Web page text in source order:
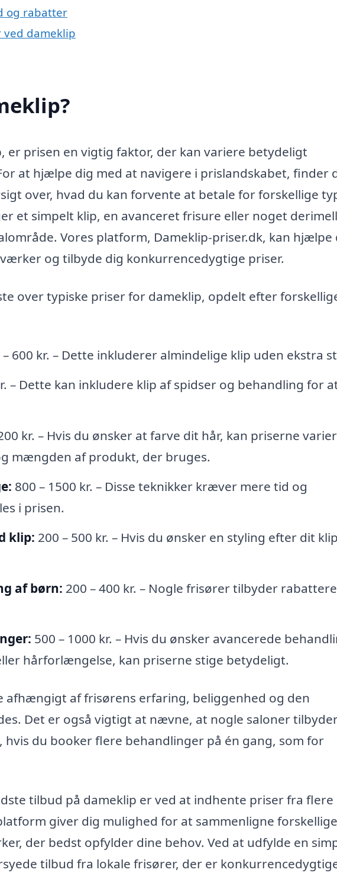
og rabatter
dameklip
er prisen en vigtig faktor, der kan variere betydeligt
at hjælpe dig med at navigere i prislandskabet, finder
over, hvad du kan forvente at betale for forskellige
et simpelt klip, en avanceret frisure eller noget
Vores platform, Dameklip-priser.dk, kan hjælpe
og tilbyde dig konkurrencedygtige priser.
over typiske priser for dameklip, opdelt efter
– 600 kr. – Dette inkluderer almindelige klip uden ekstra
– Dette kan inkludere klip af spidser og behandling for
kr. – Hvis du ønsker at farve dit hår, kan priserne
mængden af produkt, der bruges.
800 – 1500 kr. – Disse teknikker kræver mere tid og
i prisen.
klip: 200 – 500 kr. – Hvis du ønsker en styling efter dit
af børn: 200 – 400 kr. – Nogle frisører tilbyder
500 – 1000 kr. – Hvis du ønsker avancerede
hårforlængelse, kan priserne stige betydeligt.
afhængigt af frisørens erfaring, beliggenhed og den
Det er også vigtigt at nævne, at nogle saloner
hvis du booker flere behandlinger på én gang, som for
tilbud på dameklip er ved at indhente priser fra flere
giver dig mulighed for at sammenligne forskellige
der bedst opfylder dine behov. Ved at udfylde en
tilbud fra lokale frisører, der er